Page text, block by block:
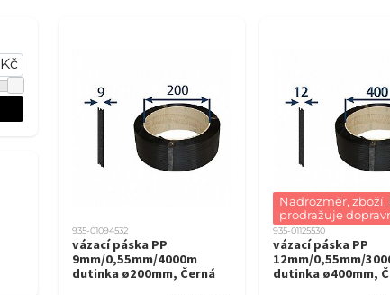
Kč
935-01094532
vázací páska PP
9mm/0,55mm/4000m
dutinka ø200mm, Černá
Nadrozměr, zboží,
prodražuje
935-01125530
vázací páska PP
12mm/0,55mm/
dutinka ø400mm,